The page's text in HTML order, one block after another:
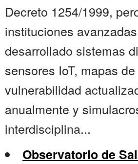
Decreto 1254/1999,
instituciones
desarrollado sistemas
sensores IoT, mapas de
vulnerabilidad
anualmente y
interdisciplina...
Observatorio de